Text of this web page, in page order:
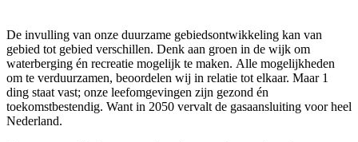
De invulling van onze duurzame gebiedsontwikkeling kan van
gebied tot gebied verschillen. Denk aan groen in de wijk om
waterberging én recreatie mogelijk te maken. Alle mogelijkheden
om te verduurzamen, beoordelen wij in relatie tot elkaar. Maar 1
ding staat vast; onze leefomgevingen zijn gezond én
toekomstbestendig. Want in 2050 vervalt de gasaansluiting voor heel
Nederland.